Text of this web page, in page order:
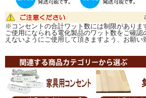
ワット数をご確認の上、
合計１4００Ｗを超えないよう
う、お願い致します。
□■■追跡番号付き郵便で発送致します。■■□
お急ぎのお客様は、宅配便（別途送料）をご選択くだ
当店より個別のご注文確定メールをお送りするときに
たします。
※コンセントの合計ワット数には制限がありま
ご使用になられる電化製品のワット数をご確認
えないようにご使用して頂きますよう、お願い